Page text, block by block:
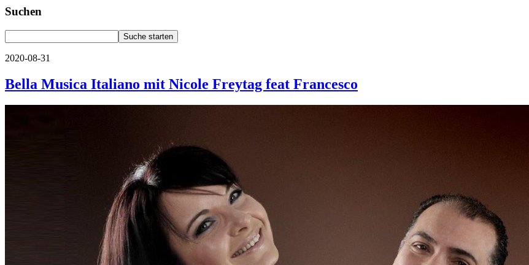
Suchen
2020-08-31
Bella Musica Italiano mit Nicole Freytag feat Francesco